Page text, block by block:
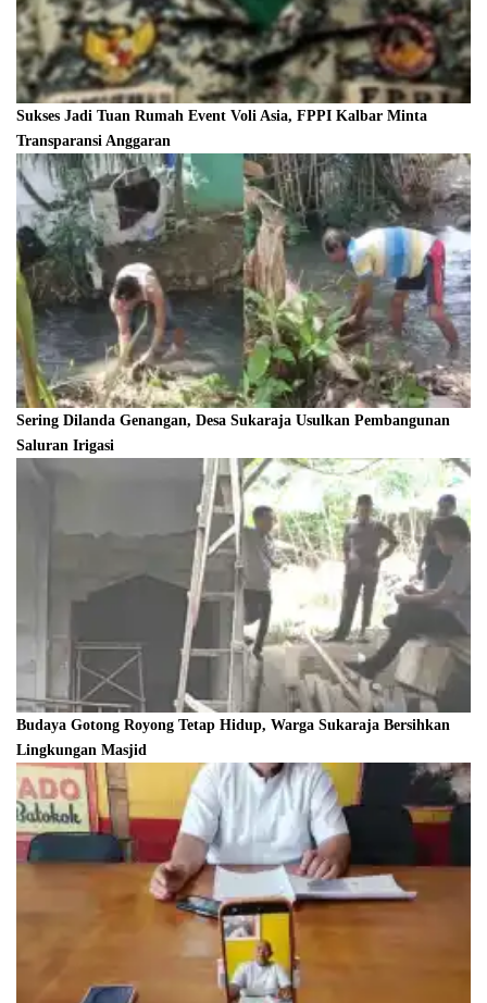
Sukses Jadi Tuan Rumah Event Voli Asia, FPPI Kalbar Minta
Transparansi Anggaran
Sering Dilanda Genangan, Desa Sukaraja Usulkan Pembangunan
Saluran Irigasi
Budaya Gotong Royong Tetap Hidup, Warga Sukaraja Bersihkan
Lingkungan Masjid